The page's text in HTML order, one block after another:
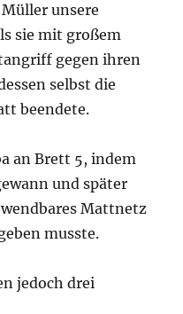
unsere
sie mit großem
gegen ihren
selbst die
beendete.
an Brett 5, indem
und später
Mattnetz
musste.
jedoch drei